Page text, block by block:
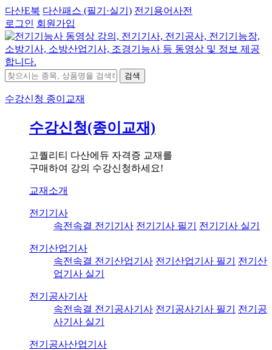
다산E북 다산패스 (필기·실기) 전기용어사전
로그인 회원가입
검색
수강신청 종이교재
수강신청(종이교재)
고퀄리티 다산에듀 자격증 교재를
구매하여 강의 수강신청하세요!
교재소개
전기기사
속전속결 전기기사 전기기사 필기 전기기사 실기
전기산업기사
속전속결 전기산업기사 전기산업기사 필기
전기산
업기사 실기
전기공사기사
속전속결 전기공사기사 전기공사기사 필기
전기공
사기사 실기
전기공사산업기사